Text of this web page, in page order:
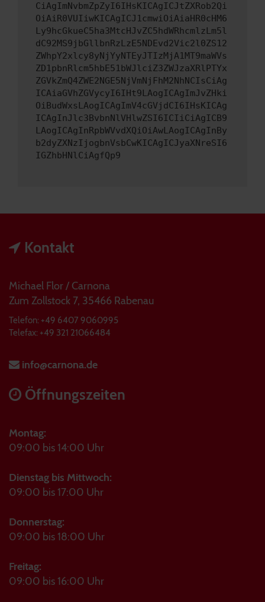
CiAgImNvbmZpZyI6IHsKICAgICJtZXRob2Qi
OiAiR0VUIiwKICAgICJ1cmwiOiAiaHR0cHM6
Ly9hcGkueC5ha3MtcHJvZC5hdWRhcmlzLm5l
dC92MS9jbGllbnRzLzE5NDEvd2Vic2l0ZS12
ZWhpY2xlcy8yNjYyNTEyJTIzMjA1MT9maWVs
ZD1pbnRlcm5hbE51bWJlciZ3ZWJzaXRlPTYx
ZGVkZmQ4ZWE2NGE5NjVmNjFhM2NhNCIsCiAg
ICAiaGVhZGVycyI6IHt9LAogICAgImJvZHki
OiBudWxsLAogICAgImV4cGVjdCI6IHsKICAg
ICAgInJlc3BvbnNlVHlwZSI6ICIiCiAgICB9
LAogICAgInRpbWVvdXQiOiAwLAogICAgInBy
b2dyZXNzIjogbnVsbCwKICAgICJyaXNreSI6
IGZhbHNlCiAgfQp9
Kontakt
Michael Flor / Carnona
Zum Zollstock 7, 35466 Rabenau
Telefon: +49 6407 9060995
Telefax: +49 321 21066484
info@carnona.de
Öffnungszeiten
Montag:
09:00 bis 14:00 Uhr
Dienstag bis Mittwoch:
09:00 bis 17:00 Uhr
Donnerstag:
09:00 bis 18:00 Uhr
Freitag:
09:00 bis 16:00 Uhr